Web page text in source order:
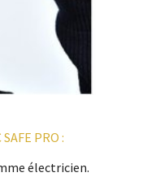
PRO :
électricien.